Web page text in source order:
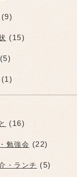
(9)
(15)
(5)
(1)
(16)
勉強会 (22)
・ランチ (5)